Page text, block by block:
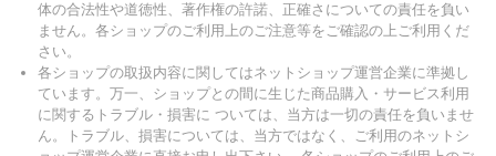
体の合法性や道徳性、著作権の許諾、正確さについての責任を負い
ません。各ショップのご利用上のご注意等をご確認の上ご利用くだ
さい。
各ショップの取扱内容に関してはネットショップ運営企業に準拠し
ています。万一、ショップとの間に生じた商品購入・サービス利用
に関するトラブル・損害に ついては、当方は一切の責任を負いませ
ん。トラブル、損害については、当方ではなく、ご利用のネットシ